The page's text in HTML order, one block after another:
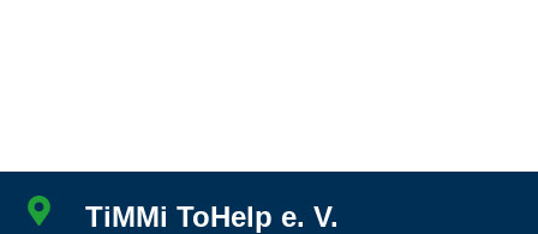
TiMMi ToHelp e. V.